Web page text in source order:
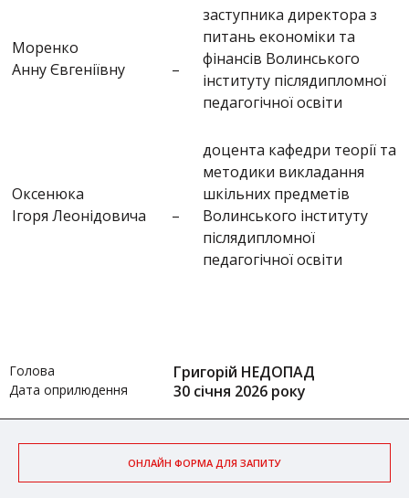
Моренко
Анну Євгеніївну
–
заступника директора з
питань економіки та
фінансів Волинського
інституту післядипломної
педагогічної освіти
Оксенюка
Ігоря Леонідовича
–
доцента кафедри теорії та
методики викладання
шкільних предметів
Волинського інституту
післядипломної
педагогічної освіти
Голова Григорій НЕДОПАД
Дата оприлюдення 30 січня 2026 року
ОНЛАЙН ФОРМА ДЛЯ ЗАПИТУ